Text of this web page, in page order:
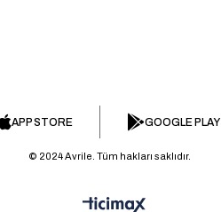
APP STORE GOOGLE PLAY
© 2024 Avrile. Tüm hakları saklıdır.